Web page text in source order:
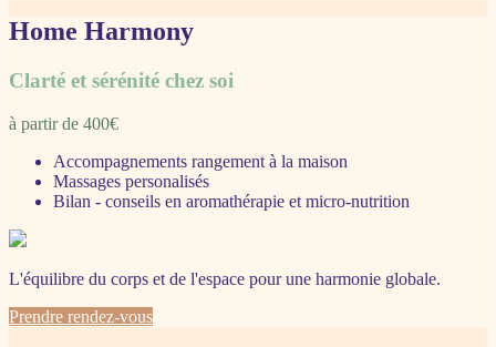
Home Harmony
Clarté et sérénité chez soi
à partir de 400€
Accompagnements rangement à la maison
Massages personalisés
Bilan - conseils en aromathérapie et micro-nutrition
L'équilibre du corps et de l'espace pour une harmonie globale.
Prendre rendez-vous